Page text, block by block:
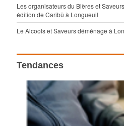
Les organisateurs du Bières et
édition de Caribü à Longueuil
Le Alcools et Saveurs déménage à
Tendances